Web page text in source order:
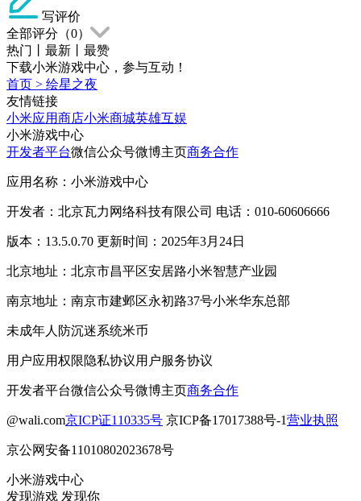
写评价
全部评分（0）
热门
最新
最赞
下载小米游戏中心，参与互动！
首页 > 绘星之夜
友情链接
小米应用商店小米商城英雄互娱
小米游戏中心
开发者平台微信公众号微博主页商务合作
应用名称：小米游戏中心
开发者：北京瓦力网络科技有限公司 电话：010-60606666
版本：13.5.0.70 更新时间：2025年3月24日
北京地址：北京市昌平区安居路小米智慧产业园
南京地址：南京市建邺区永初路37号小米华东总部
未成年人防沉迷系统米币
用户应用权限隐私协议用户服务协议
开发者平台微信公众号微博主页商务合作
@wali.com京ICP证110335号 京ICP备17017388号-1营业执照
京公网安备11010802023678号
小米游戏中心
发现游戏 发现你